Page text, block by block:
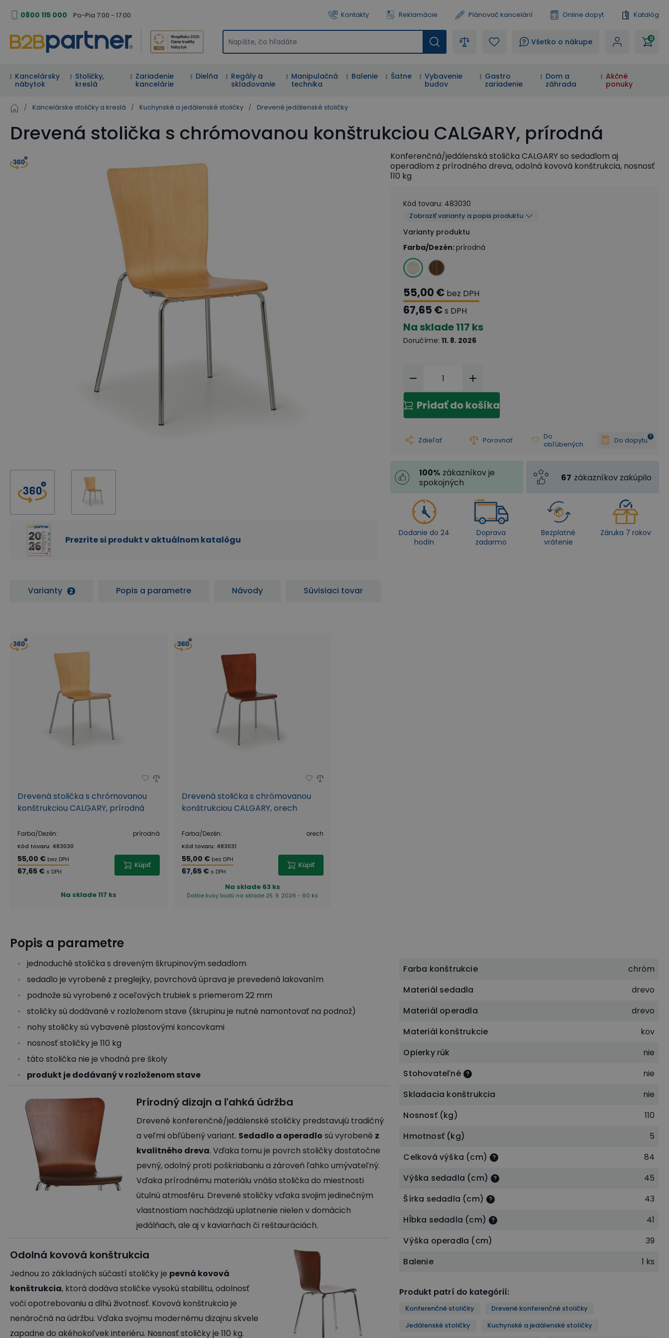
0800 115 000 Po-Pia 7:00 - 17:00 Kontakty Reklamácie Plánovač kancelárií Online dopyt Katalóg
? Všetko o nákupe 0
Kancelársky
nábytok
Stoličky,
kreslá
Zariadenie
kancelárie
Dielňa
Regály a
skladovanie
Manipulačná
technika
Balenie Šatne
Vybavenie
budov
Gastro
zariadenie
Dom a
záhrada
Akčné
ponuky
/ Kancelárske stoličky a kreslá / Kuchynské a jedálenské stoličky / Drevené jedálenské stoličky
Drevená stolička s chrómovanou konštrukciou CALGARY, prírodná
Prezrite si produkt v aktuálnom katalógu
Konferenčná/jedálenská stolička CALGARY so sedadlom aj
operadlom z prírodného dreva, odolná kovová konštrukcia, nosnosť
110 kg
Kód tovaru: 483030
Zobraziť varianty a popis produktu
Varianty produktu
Farba/Dezén:prírodná
55,00 € bez DPH
67,65 €s DPH
Na sklade117 ks
Doručíme: 11. 8. 2026
Pridať do košíka
Zdieľať Porovnať
Do
obľúbených
Do dopytu
100% zákazníkov je
spokojných
67 zákazníkov zakúpilo
Dodanie do 24
hodín
Doprava
zadarmo
Bezplatné
vrátenie
Záruka 7 rokov
Varianty 2 Popis a parametre Návody Súvisiaci tovar
Drevená stolička s chrómovanou
konštrukciou CALGARY, prírodná
Farba/Dezén: prírodná
Kód tovaru: 483030
55,00 € bez DPH
67,65 € s DPH
Kúpiť
Na sklade117 ks
Drevená stolička s chrómovanou
konštrukciou CALGARY, orech
Farba/Dezén: orech
Kód tovaru: 483031
55,00 € bez DPH
67,65 € s DPH
Kúpiť
Na sklade 63 ks
Ďalšie kusy budú na sklade 25. 9. 2026 - 60 ks
Popis a parametre
jednoduché stolička s dreveným škrupinovým sedadlom
sedadlo je vyrobené z preglejky, povrchová úprava je prevedená lakovaním
podnože sú vyrobené z oceľových trubiek s priemerom 22 mm
stoličky sú dodávané v rozloženom stave (škrupinu je nutné namontovať na podnož)
nohy stoličky sú vybavené plastovými koncovkami
nosnosť stoličky je 110 kg
táto stolička nie je vhodná pre školy
produkt je dodávaný v rozloženom stave
Prírodný dizajn a ľahká údržba
Drevené konferenčné/jedálenské stoličky predstavujú tradičný
a veľmi obľúbený variant. Sedadlo a operadlo sú vyrobené z
kvalitného dreva. Vďaka tomu je povrch stoličky dostatočne
pevný, odolný proti poškriabaniu a zároveň ľahko umývateľný.
Vďaka prírodnému materiálu vnáša stolička do miestnosti
útulnú atmosféru. Drevené stoličky vďaka svojim jedinečným
vlastnostiam nachádzajú uplatnenie nielen v domácich
jedálňach, ale aj v kaviarňach či reštauráciách.
Odolná kovová konštrukcia
Jednou zo základných súčastí stoličky je pevná kovová
konštrukcia, ktorá dodáva stoličke vysokú stabilitu, odolnosť
voči opotrebovaniu a dlhú životnosť. Kovová konštrukcia je
nenáročná na údržbu. Vďaka svojmu modernému dizajnu skvele
zapadne do akéhokoľvek interiéru. Nosnosť stoličky je 110 kg.
Farba konštrukcie
chróm
Materiál sedadla
drevo
Materiál operadla
drevo
Materiál konštrukcie
kov
Opierky rúk
nie
Stohovateľné
nie
Skladacia konštrukcia
nie
Nosnosť (kg)
110
Hmotnosť (kg)
5
Celková výška (cm)
84
Výška sedadla (cm)
45
Šírka sedadla (cm)
43
Hĺbka sedadla (cm)
41
Výška operadla (cm)
39
Balenie
1 ks
Produkt patrí do kategórií:
Konferenčné stoličky
Drevené konferenčné stoličky
Jedálenské stoličky
Kuchynské a jedálenské stoličky